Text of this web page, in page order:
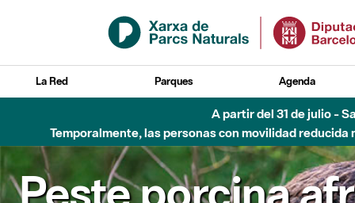
Saltar al contenido principal
La Red Parques Agenda
Hasta diciembre de 2026 - Parque Fluvial
Peste porcina